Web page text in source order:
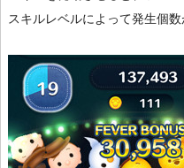
スキルレベルによって発生個数